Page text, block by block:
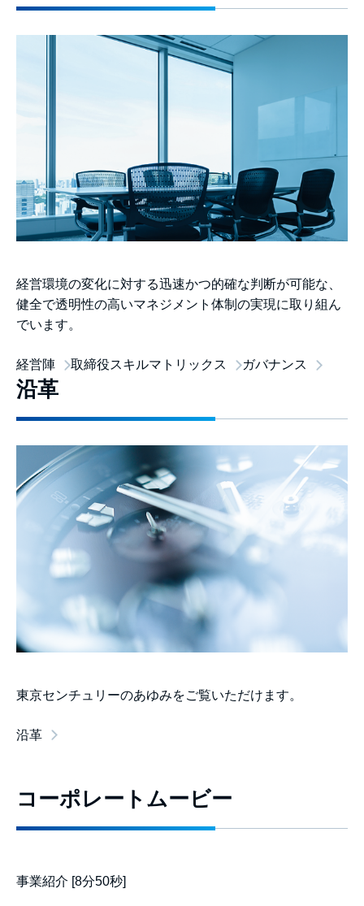
経営環境の変化に対する迅速かつ的確な判断が可能な、
健全で透明性の高いマネジメント体制の実現に取り組ん
でいます。
経営陣 取締役スキルマトリックス ガバナンス
沿革
東京センチュリーのあゆみをご覧いただけます。
沿革
コーポレートムービー
事業紹介 [8分50秒]